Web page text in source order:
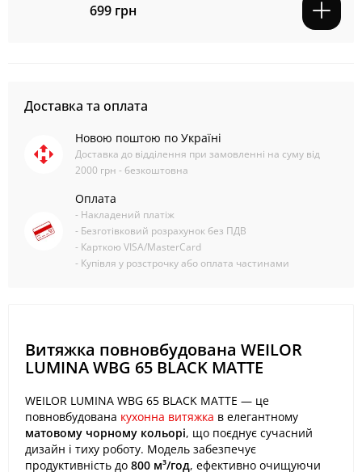
699 грн
Доставка та оплата
Новою поштою по Україні
Доставка до відділення при замовленні на суму від
2000 грн - безкоштовна
Оплата
- Накладений платіж
- Безготівковий розрахунок без ПДВ
- Карткою VISA/MasterCard
- Купівля у розстрочку або оплата частинами
Витяжка повновбудована WEILOR
LUMINA WBG 65 BLACK MATTE
WEILOR LUMINA WBG 65 BLACK MATTE — це
повновбудована кухонна витяжка в елегантному
матовому чорному кольорі, що поєднує сучасний
дизайн і тиху роботу. Модель забезпечує
продуктивність до 800 м³/год, ефективно очищуючи